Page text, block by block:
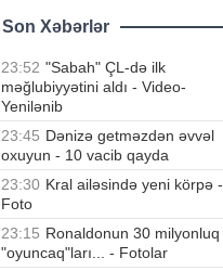
Son Xəbərlər
23:52 "Sabah" ÇL-də ilk
məğlubiyyətini aldı - Video-
Yenilənib
23:45 Dənizə getməzdən əvvəl
oxuyun - 10 vacib qayda
23:30 Kral ailəsində yeni körpə -
Foto
23:15 Ronaldonun 30 milyonluq
"oyuncaq"ları... - Fotolar